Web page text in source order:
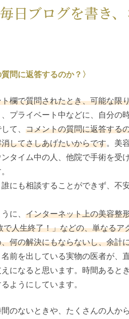
日ブログを書き
問に返答するのか？〉
欄で質問されたとき、可能な限
プライベート中などに、自分の
て、 コメントの質問に返答する
してさしあげたいからです。美
タイム中の人、他院で手術を受
にも相談することができず、不
に、 インターネット上の美容整
人生終了！」などの、単なる
何の解決にもならないし、余計
前を出している実物の医者が、
になると思います。時間あると
ようにしています。
のないときや、たくさんの人